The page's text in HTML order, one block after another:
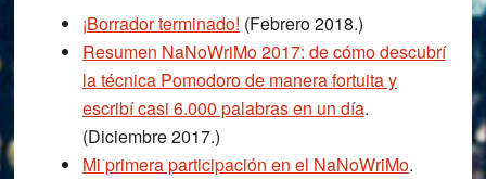
¡Borrador terminado! (Febrero 2018.)
Resumen NaNoWriMo 2017: de cómo descubrí
la técnica Pomodoro de manera fortuita y
escribí casi 6.000 palabras en un día.
(Diciembre 2017.)
Mi primera participación en el NaNoWriMo.